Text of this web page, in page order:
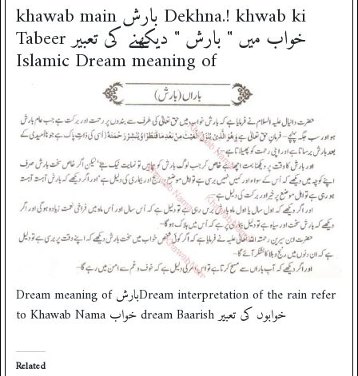
khawab main بارش Dekhna.! khwab ki
Tabeer خواب میں " بارش " دیکھنے کی تعبیر
Islamic Dream meaning of
Dream meaning of بارشDream interpretation of the rain refer
to Khawab Nama خواب dream Baarish خوابوں کی تعبیر
Related